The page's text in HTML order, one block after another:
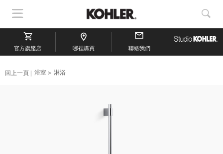
顯
示
導
航
顯
示
搜
官方旗艦店 哪裡購買 聯絡我們
回上一頁 浴室 淋浴